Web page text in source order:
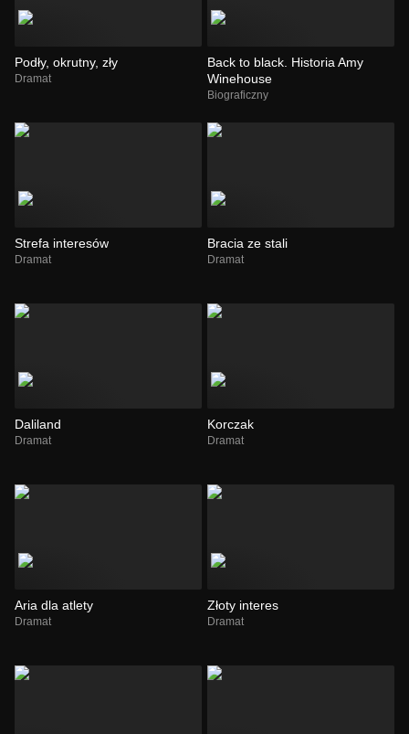
Podły, okrutny, zły
Dramat
Back to black. Historia Amy
Winehouse
Biograficzny
Strefa interesów
Dramat
Bracia ze stali
Dramat
Daliland
Dramat
Korczak
Dramat
Aria dla atlety
Dramat
Złoty interes
Dramat